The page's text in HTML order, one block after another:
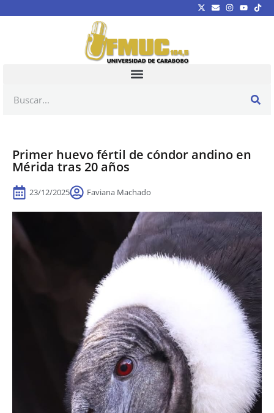
Primer huevo fértil de cóndor andino en
Mérida tras 20 años
23/12/2025 Faviana Machado